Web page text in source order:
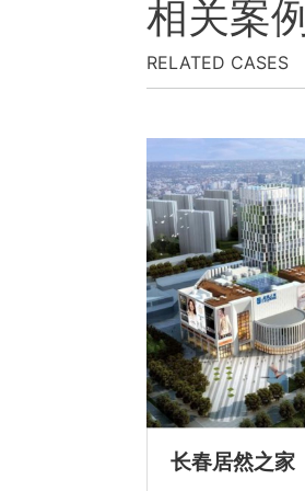
相关案例
RELATED CASES
长春居然之家